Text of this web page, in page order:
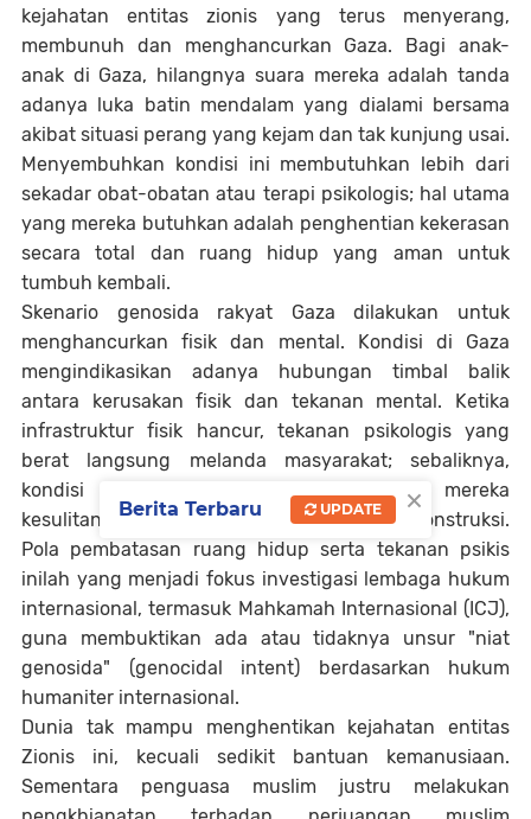
kejahatan entitas zionis yang terus menyerang,
membunuh dan menghancurkan Gaza. Bagi anak-
anak di Gaza, hilangnya suara mereka adalah tanda
adanya luka batin mendalam yang dialami bersama
akibat situasi perang yang kejam dan tak kunjung usai.
Menyembuhkan kondisi ini membutuhkan lebih dari
sekadar obat-obatan atau terapi psikologis; hal utama
yang mereka butuhkan adalah penghentian kekerasan
secara total dan ruang hidup yang aman untuk
tumbuh kembali.
Skenario genosida rakyat Gaza dilakukan untuk
menghancurkan fisik dan mental. Kondisi di Gaza
mengindikasikan adanya hubungan timbal balik
antara kerusakan fisik dan tekanan mental. Ketika
infrastruktur fisik hancur, tekanan psikologis yang
berat langsung melanda masyarakat; sebaliknya,
kondisi mental yang runtuh membuat mereka
kesulitan untuk bangkit dan melakukan rekonstruksi.
Pola pembatasan ruang hidup serta tekanan psikis
inilah yang menjadi fokus investigasi lembaga hukum
internasional, termasuk Mahkamah Internasional (ICJ),
guna membuktikan ada atau tidaknya unsur "niat
genosida" (genocidal intent) berdasarkan hukum
humaniter internasional.
Dunia tak mampu menghentikan kejahatan entitas
Zionis ini, kecuali sedikit bantuan kemanusiaan.
Sementara penguasa muslim justru melakukan
×
Berita Terbaru UPDATE